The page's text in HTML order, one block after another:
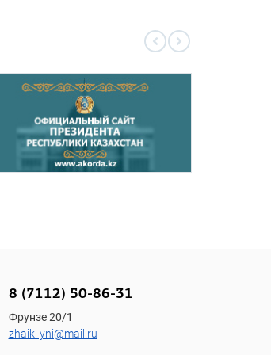
8 (7112) 50-86-31
Фрунзе 20/1
zhaik_yni@mail.ru